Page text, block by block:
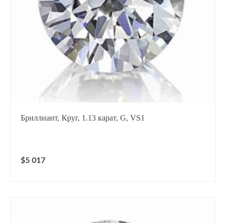
Бриллиант, Круг, 1.13 карат, G, VS1
$5 017